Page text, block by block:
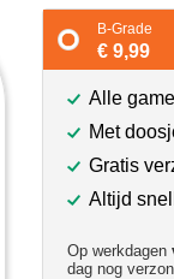
B-Grade
€ 9,99
Alle
Met
Gratis
Altijd
Op werkdagen
dag nog